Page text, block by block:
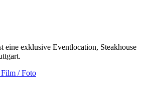
eine exklusive Eventlocation, Steakhouse
Film / Foto